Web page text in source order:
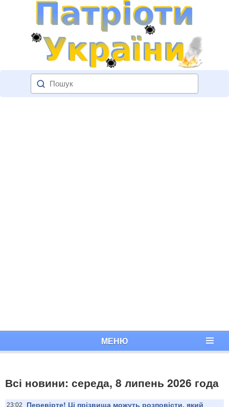
МЕНЮ
Всі новини: середа, 8 липень 2026 года
23:02
Перевірте! Ці прізвища можуть розповісти, який